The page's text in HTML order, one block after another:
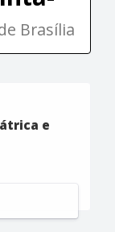
Brasília
e